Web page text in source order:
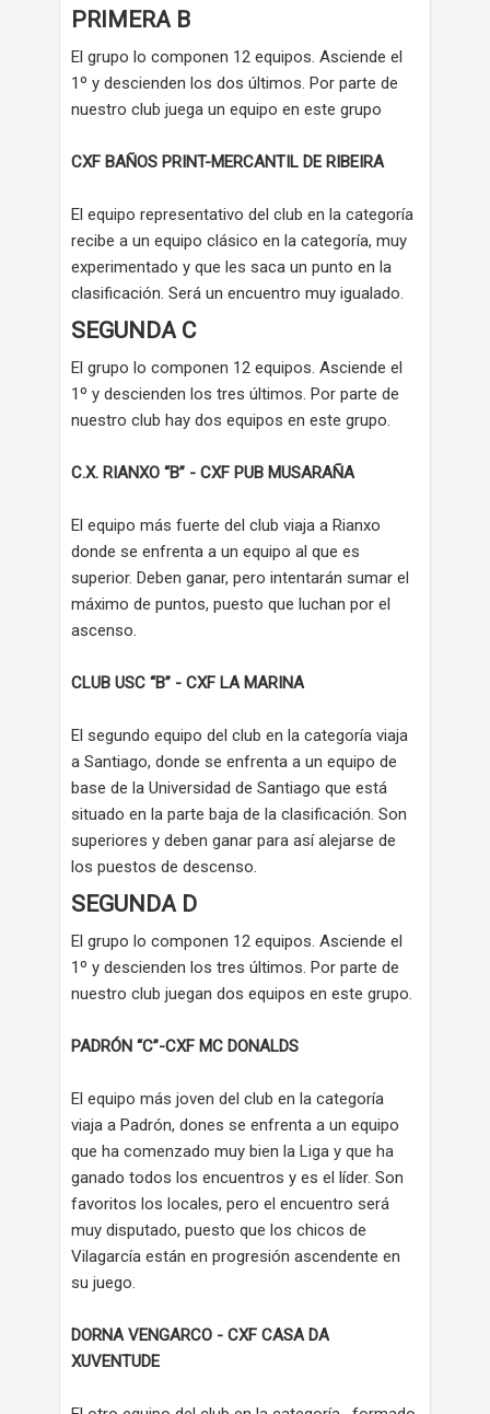
PRIMERA B
El grupo lo componen 12 equipos. Asciende el
1º y descienden los dos últimos. Por parte de
nuestro club juega un equipo en este grupo
CXF BAÑOS PRINT-MERCANTIL DE RIBEIRA
El equipo representativo del club en la categoría
recibe a un equipo clásico en la categoría, muy
experimentado y que les saca un punto en la
clasificación. Será un encuentro muy igualado.
SEGUNDA C
El grupo lo componen 12 equipos. Asciende el
1º y descienden los tres últimos. Por parte de
nuestro club hay dos equipos en este grupo.
C.X. RIANXO “B” - CXF PUB MUSARAÑA
El equipo más fuerte del club viaja a Rianxo
donde se enfrenta a un equipo al que es
superior. Deben ganar, pero intentarán sumar el
máximo de puntos, puesto que luchan por el
ascenso.
CLUB USC “B” - CXF LA MARINA
El segundo equipo del club en la categoría viaja
a Santiago, donde se enfrenta a un equipo de
base de la Universidad de Santiago que está
situado en la parte baja de la clasificación. Son
superiores y deben ganar para así alejarse de
los puestos de descenso.
SEGUNDA D
El grupo lo componen 12 equipos. Asciende el
1º y descienden los tres últimos. Por parte de
nuestro club juegan dos equipos en este grupo.
PADRÓN “C”-CXF MC DONALDS
El equipo más joven del club en la categoría
viaja a Padrón, dones se enfrenta a un equipo
que ha comenzado muy bien la Liga y que ha
ganado todos los encuentros y es el líder. Son
favoritos los locales, pero el encuentro será
muy disputado, puesto que los chicos de
Vilagarcía están en progresión ascendente en
su juego.
DORNA VENGARCO - CXF CASA DA
XUVENTUDE